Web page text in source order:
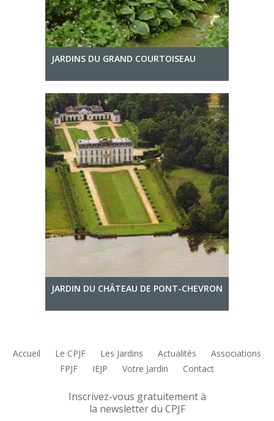
JARDINS DU GRAND COURTOISEAU
JARDIN DU CHÂTEAU DE PONT-CHEVRON
Accueil Le CPJF Les Jardins Actualités
Associations
FPJF
IEJP Votre Jardin Contact
Inscrivez-vous gratuitement à
la newsletter du CPJF